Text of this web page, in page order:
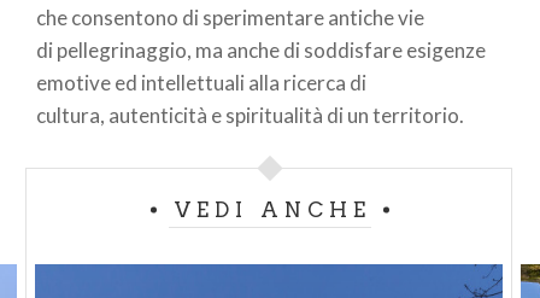
che consentono di sperimentare antiche vie
di pellegrinaggio, ma anche di soddisfare esigenze
emotive ed intellettuali alla ricerca di
cultura, autenticità e spiritualità di un territorio.
VEDI ANCHE